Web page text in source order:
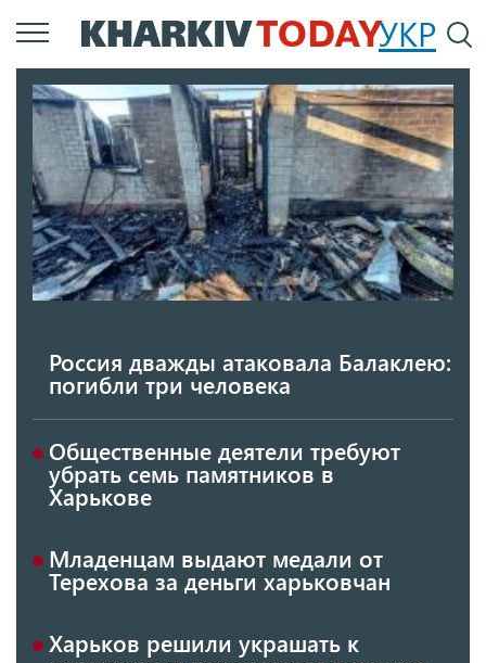
Перейти
к
содержанию
УКР
Россия дважды атаковала Балаклею:
погибли три человека
Общественные деятели требуют
убрать семь памятников в
Харькове
Младенцам выдают медали от
Терехова за деньги харьковчан
Харьков решили украшать к